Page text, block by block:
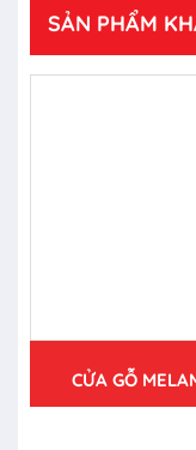
SẢN PHẨM
CỬA GỖ